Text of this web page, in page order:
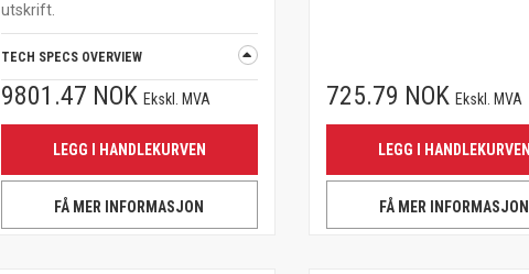
utskrift.
TECH SPECS OVERVIEW
9801.47 NOK Ekskl. MVA
LEGG I HANDLEKURVEN
FÅ MER INFORMASJON
725.79 NOK Ekskl. MVA
LEGG I HANDLEKURVEN
FÅ MER INFORMASJON